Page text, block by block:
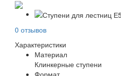
0 отзывов
Характеристики
Материал
Клинкерные ступени